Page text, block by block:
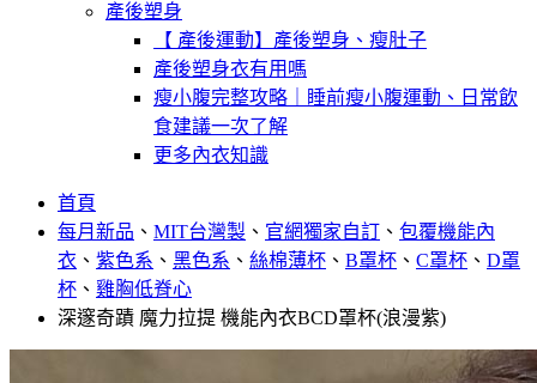
產後塑身
【 產後運動】產後塑身、瘦肚子
產後塑身衣有用嗎
瘦小腹完整攻略｜睡前瘦小腹運動、日常飲
食建議一次了解
更多內衣知識
首頁
每月新品 、 MIT台灣製 、 官網獨家自訂 、 包覆機能內
衣 、 紫色系 、 黑色系 、 絲棉薄杯 、 B罩杯 、 C罩杯 、 D罩
杯 、 雞胸低脊心
深邃奇蹟 魔力拉提 機能內衣BCD罩杯(浪漫紫)